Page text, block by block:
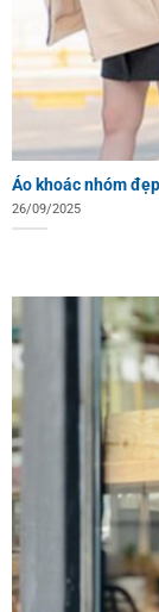
Áo khoác nhóm
26/09/2025